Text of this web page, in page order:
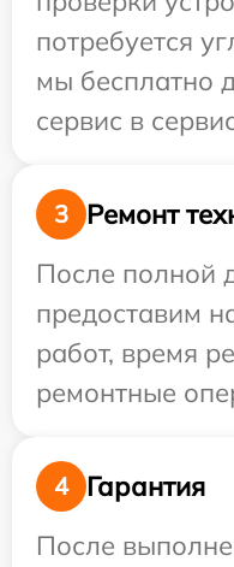
потребуется
мы бесплатно
сервис в
3
Ремонт
После полной
предоставим
работ, время
ремонтные
4
Гарантия
После